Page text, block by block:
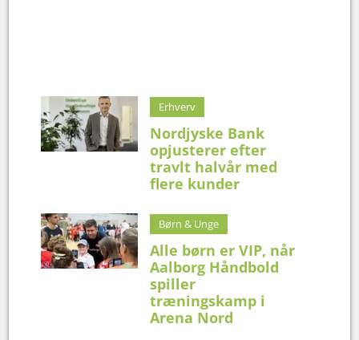
Erhverv
Nordjyske Bank
opjusterer efter
travlt halvår med
flere kunder
Børn & Unge
Alle børn er VIP, når
Aalborg Håndbold
spiller
træningskamp i
Arena Nord